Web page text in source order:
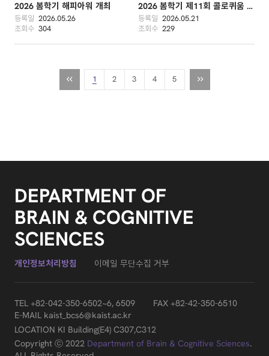
2026 봄학기 해피아워 개최
등록일 2026.05.26
조회수 304
2026 봄학기 제11회 콜로퀴움 개최 (Jun Tani, OIST)
등록일 2026.05.21
조회수 229
1 2 3 4 5
DEPARTMENT OF
BRAIN & COGNITIVE
SCIENCES
개인정보처리방침 이메일 무단수집 거부
TEL +82-042-350-6502~6, 6509
FAX +82-42-350-6510
E-MAIL kaist_bcs6@kaist.ac.kr
LOCATION KI Building(E4) C307,C312
Copyright ⓒ 2022 Department of Brain & Cognitive Sciences.